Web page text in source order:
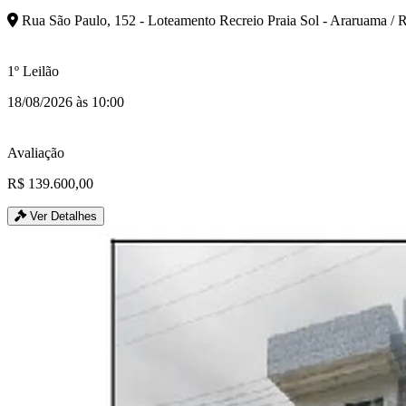
Rua São Paulo, 152 - Loteamento Recreio Praia Sol - Araruama /
1º Leilão
18/08/2026 às 10:00
Avaliação
R$ 139.600,00
Ver Detalhes